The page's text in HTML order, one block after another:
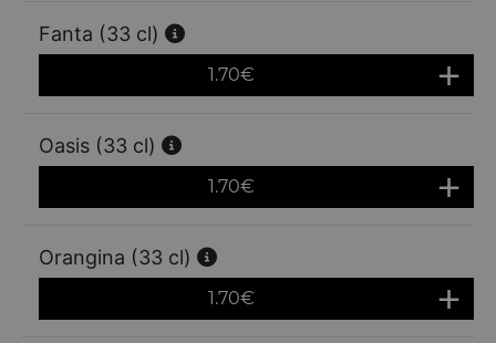
Fanta (33 cl)
1.70€
Oasis (33 cl)
1.70€
Orangina (33 cl)
1.70€